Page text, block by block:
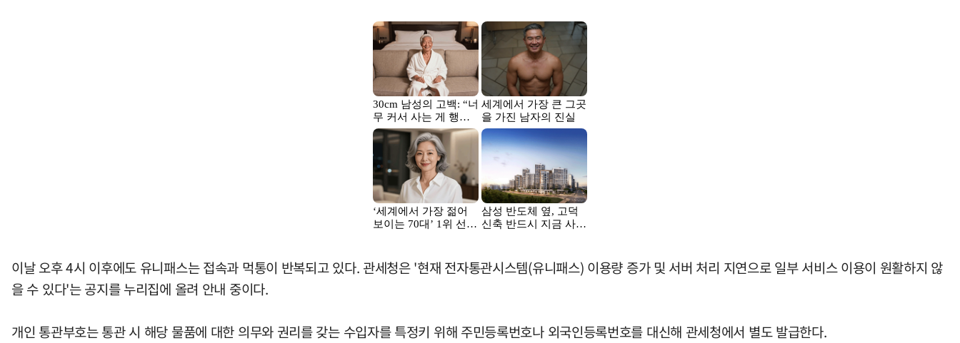
이날 오후 4시 이후에도 유니패스는 접속과 먹통이 반복되고 있다. 관세청은 '현재 전자통관시스템(유니패스) 이용량 증가 및 서버 처리 지연으로 일부 서비스 이용이 원활하지 않
을 수 있다'는 공지를 누리집에 올려 안내 중이다.
개인 통관부호는 통관 시 해당 물품에 대한 의무와 권리를 갖는 수입자를 특정키 위해 주민등록번호나 외국인등록번호를 대신해 관세청에서 별도 발급한다.